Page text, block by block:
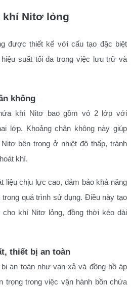
khí Nitơ lỏng
được thiết kế với cấu tạo đặc biệt
suất tối đa trong việc lưu trữ và
không
khí Nitơ bao gồm vỏ 2 lớp với
lớp. Khoảng chân không này giúp
bên trong ở nhiệt độ thấp, tránh
khí.
liệu chịu lực cao, đảm bảo khả năng
quá trình sử dụng. Điều này tạo
khí Nitơ lỏng, đồng thời kéo dài
thiết bị an toàn
an toàn như van xả và đồng hồ áp
trọng trong việc vận hành bồn chứa